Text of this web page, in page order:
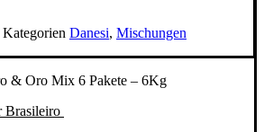
Kategorien Danesi, Mischungen
& Oro Mix 6 Pakete – 6Kg
Brasileiro